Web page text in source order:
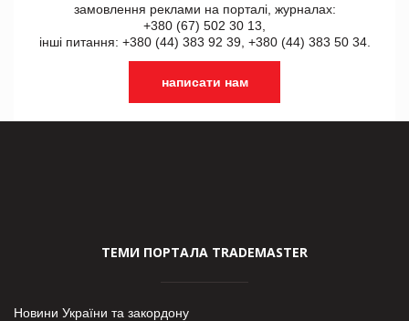
замовлення реклами на порталі, журналах:
+380 (67) 502 30 13,
інші питання: +380 (44) 383 92 39, +380 (44) 383 50 34.
написати нам
ТЕМИ ПОРТАЛА TRADEMASTER
Новини України та закордону